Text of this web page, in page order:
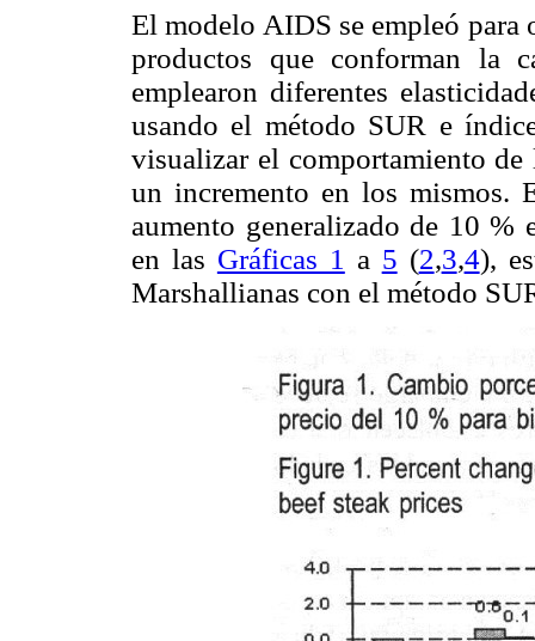
El modelo AIDS se empleó para
productos que conforman la
emplearon diferentes
usando el método SUR e
visualizar el comportamiento
un incremento en los mismos.
aumento generalizado de 10 %
en las Gráficas 1 a 5 (2,3,4),
Marshallianas con el método